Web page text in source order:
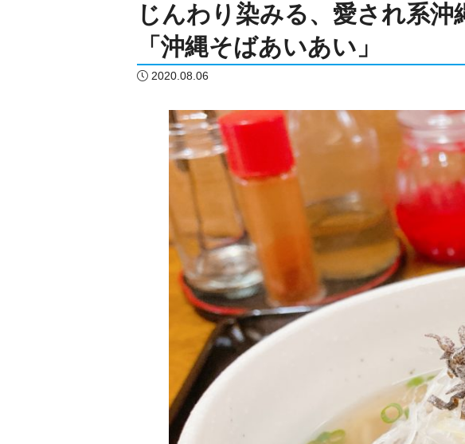
じんわり染みる、愛され系沖
「沖縄そばあいあい」
2020.08.06